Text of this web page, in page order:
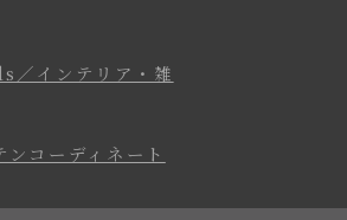
インテリア・雑
コーディネート